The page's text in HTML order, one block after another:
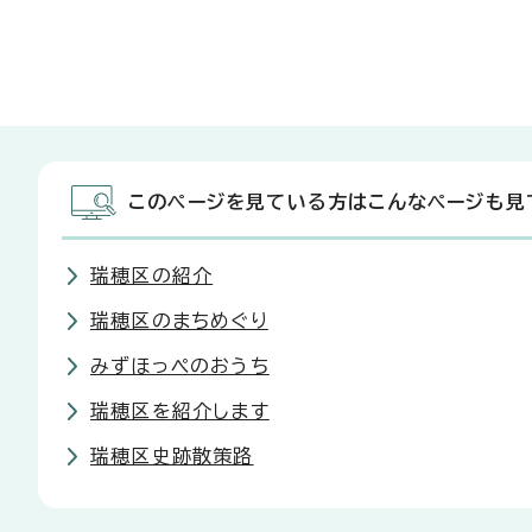
このページを見ている方はこんなページも見
瑞穂区の紹介
瑞穂区のまちめぐり
みずほっぺのおうち
瑞穂区を紹介します
瑞穂区史跡散策路